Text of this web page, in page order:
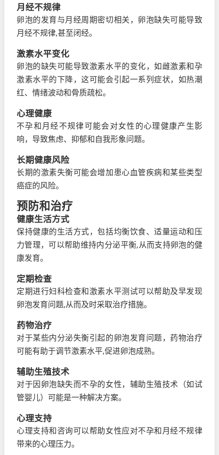
月经不规律
卵泡的发育与月经周期密切相关，卵泡缺失可能导致
月经不规律,甚至闭经。
激素水平变化
卵泡的缺失可能导致激素水平的变化，如雌激素和孕
激素水平的下降，这可能会引起一系列症状，如热潮
红、情绪波动和骨质疏松。
心理健康
不孕和月经不规律可能会对女性的心理健康产生影
响，导致焦虑、抑郁和自我形象问题。
长期健康风险
长期的激素失衡可能会增加患心血管疾病和某些类型
癌症的风险。
预防和治疗
健康生活方式
保持健康的生活方式，包括均衡饮食、适量运动和压
力管理，可以帮助维持内分泌平衡,从而支持卵泡的健
康发育。
定期检查
定期进行妇科检查和激素水平测试可以帮助及早发现
卵泡发育问题,从而及时采取治疗措施。
药物治疗
对于某些内分泌失衡引起的卵泡发育问题，药物治疗
可能有助于调节激素水平,促进卵泡成熟。
辅助生殖技术
对于因卵泡缺失而不孕的女性，辅助生殖技术（如试
管婴儿）可能是一种解决方案。
心理支持
心理支持和咨询可以帮助女性应对不孕和月经不规律
带来的心理压力。